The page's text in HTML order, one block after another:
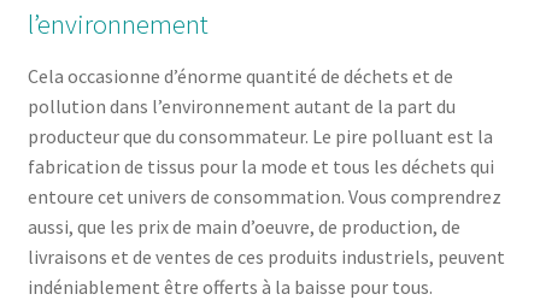
l’environnement
Cela occasionne d’énorme quantité de déchets et de
pollution dans l’environnement autant de la part du
producteur que du consommateur. Le pire polluant est la
fabrication de tissus pour la mode et tous les déchets qui
entoure cet univers de consommation. Vous comprendrez
aussi, que les prix de main d’oeuvre, de production, de
livraisons et de ventes de ces produits industriels, peuvent
indéniablement être offerts à la baisse pour tous.